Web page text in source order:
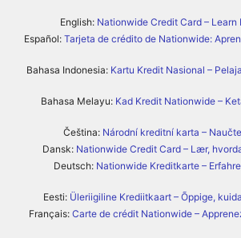
English: Nationwide Credit Card –
Español: Tarjeta de crédito de Nationwide:
Bahasa Indonesia: Kartu Kredit Nasional –
Bahasa Melayu: Kad Kredit Nationwide –
Čeština: Národní kreditní karta –
Dansk: Nationwide Credit Card – Lær,
Deutsch: Nationwide Kreditkarte –
Eesti: Üleriigiline Krediitkaart – Õppige,
Français: Carte de crédit Nationwide –